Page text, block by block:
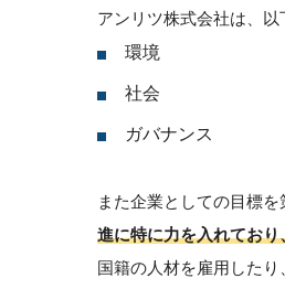
アンリツ株式会社は、
環境
社会
ガバナンス
また企業としての目標
進に特に力を入れてお
国籍の人材を雇用した